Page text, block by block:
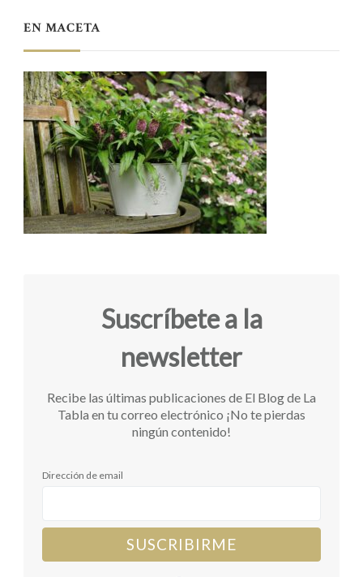
EN MACETA
Suscríbete a la
newsletter
Recibe las últimas publicaciones de El Blog de La
Tabla en tu correo electrónico ¡No te pierdas
ningún contenido!
Dirección de email